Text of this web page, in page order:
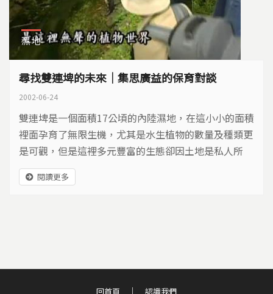
濕地
尋找雙連埤的未來｜集思廣益的保育對談
2002-06-24
雙連埤是一個面積17公頃的內陸濕地，在這小小的面積
裡面孕育了無限生機，尤其是水生植物的數量及種類更
是可觀，但是這裡多元豐富的生態卻因土地是私人所
有，而充滿許多不確定性。之前地主的整地及放水的行
為，讓長期關切雙連埤的荒野保育協會非常擔心，縣政
閱讀更多
回首頁 認識我們